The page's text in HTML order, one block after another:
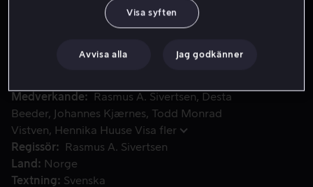
Hedvig har krympt pappas superhjältedräkt, och nu kan
Hedvig har krympt pappas superhjältedräkt, och nu kan
han inte längre vara stans Superlejon. Typiskt! Hedvig,
Men när pappa väljer den starka och suveräna kusin
kampen.
Medverkande Rasmus A. Sivertsen
Desta
Beeder
Johannes Kjærnes
Todd Monrad
Vistven
Hennika Huuse Visa fler
Regissör
Rasmus A. Sivertsen
Land
Norge
Textning
Svenska
Visa syften
Avvisa alla Jag godkänner